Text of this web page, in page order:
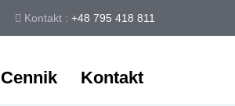
Kontakt : +48 795 418 811
Cennik Kontakt